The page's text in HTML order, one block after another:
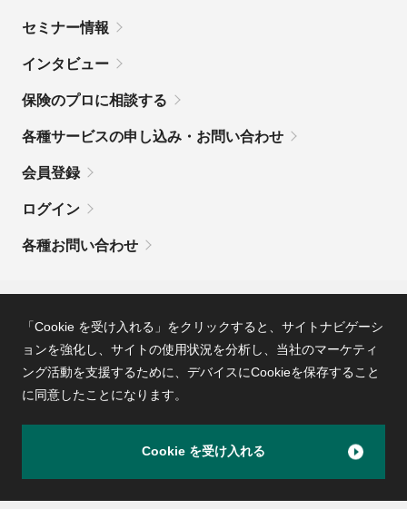
セミナー情報
インタビュー
保険のプロに相談する
各種サービスの申し込み・お問い合わせ
会員登録
ログイン
各種お問い合わせ
MSコンパスとは
利用規約
ＭＳコンパスのプライバシーポリシー
PageTOP
「Cookie を受け入れる」をクリックすると、サイトナビゲーシ
ョンを強化し、サイトの使用状況を分析し、 当社のマーケティ
ング活動を支援するために、デバイスにCookieを保存すること
に同意したことになります。
Cookie を受け入れる